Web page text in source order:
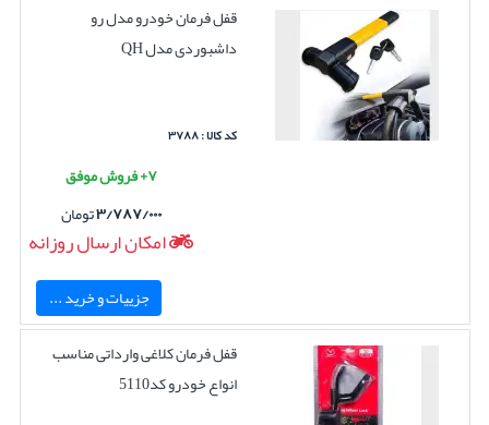
قفل فرمان خودرو مدل رو
داشبوردی مدل QH
کد کالا : ۳۷۸۸
۷+ فروش موفق
۳/۷۸۷/۰۰۰تومان
امکان ارسال روزانه
جزییات و خرید ...
قفل فرمان کلاغی وارداتی مناسب
انواع خودرو کد5110